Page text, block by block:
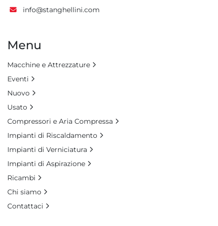
info@stanghellini.com
Menu
Macchine e Attrezzature
Eventi
Nuovo
Usato
Compressori e Aria Compressa
Impianti di Riscaldamento
Impianti di Verniciatura
Impianti di Aspirazione
Ricambi
Chi siamo
Contattaci